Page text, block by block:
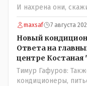
И нахрена они,
maxsaf 7 августа
Новый
Ответа на
центре Костаная
Тимур Гафуров:
кондиционеры,